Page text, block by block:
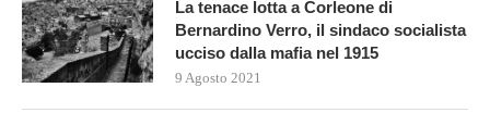
La tenace lotta a Corleone di
Bernardino Verro, il sindaco socialista
ucciso dalla mafia nel 1915
9 Agosto 2021